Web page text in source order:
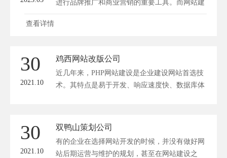
进行品牌推广和商业营销的重要工具。而网站建
设开发也因此成为了一门非常热门的技术和行
等一系列工作的过程。首先，我们需要进行网站
规划，包括对网站...
查看详情
30
2021.10
鸡西网站改版公司
近几年来，PHP网站建设是企业建设网站首选技
术。其特点是易于开发、响应速度快、数据库体
30
2021.10
双鸭山策划公司
有的企业在选择网站开发的时候，并没有做好网
站后期运营与维护的规划，甚至在网站建设之